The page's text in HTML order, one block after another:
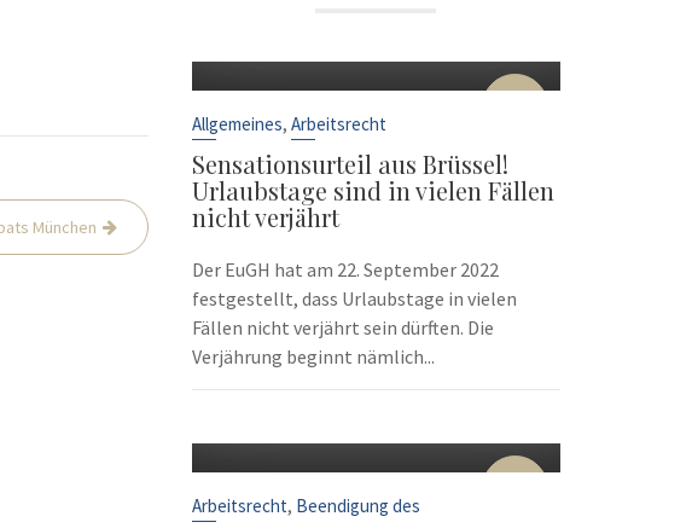
München
22
Allgemeines,Arbeitsrecht
Sensationsurteil aus Brüssel!
Urlaubstage sind in vielen Fällen
nicht verjährt
Der EuGH hat am 22. September 2022
festgestellt, dass Urlaubstage in vielen
Fällen nicht verjährt sein dürften. Die
Verjährung beginnt nämlich...
10
Arbeitsrecht, Beendigung des